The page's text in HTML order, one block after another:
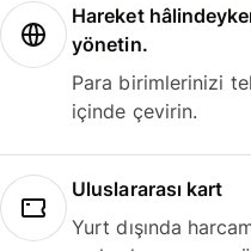
Hareket
yönetin.
Para birimlerinizi
içinde çevirin.
Uluslararası kart
Yurt dışında